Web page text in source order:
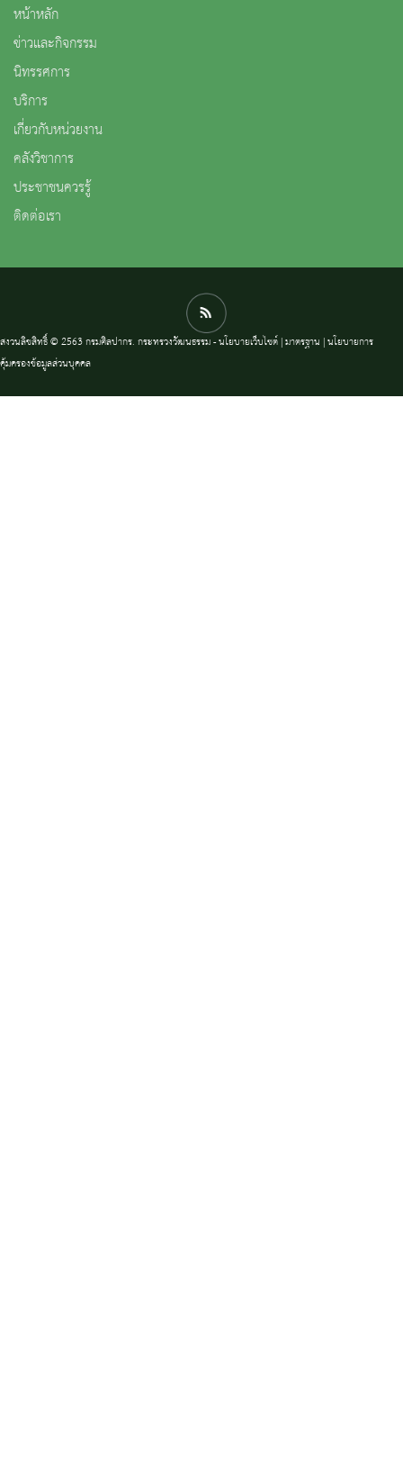
หน้าหลัก
ข่าวและกิจกรรม
นิทรรศการ
บริการ
เกี่ยวกับหน่วยงาน
คลังวิชาการ
ประชาชนควรรู้
ติดต่อเรา
สงวนลิขสิทธิ์ © 2563 กรมศิลปากร. กระทรวงวัฒนธรรม -นโยบายเว็บไซต์|มาตรฐาน |นโยบายการ
คุ้มครองข้อมูลส่วนบุคคล